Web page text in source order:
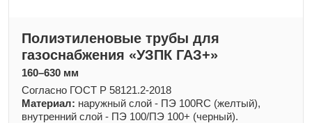
Полиэтиленовые трубы для
газоснабжения «УЗПК ГАЗ+»
160–630 мм
Согласно ГОСТ Р 58121.2-2018
Материал: наружный слой - ПЭ 100RC (желтый),
внутренний слой - ПЭ 100/ПЭ 100+ (черный).